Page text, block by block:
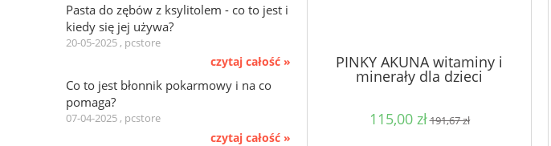
Pasta do zębów z ksylitolem - co to jest i
kiedy się jej używa?
20-05-2025 , pcstore
czytaj całość »
Co to jest błonnik pokarmowy i na co
pomaga?
07-04-2025 , pcstore
czytaj całość »
PINKY AKUNA witaminy i
minerały dla dzieci
115,00 zł191,67 zł